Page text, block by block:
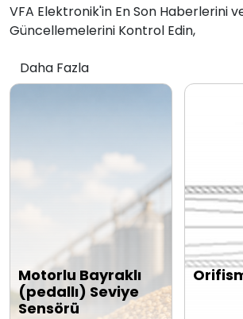
VFA Elektronik'in En Son Haberlerini
Güncellemelerini Kontrol Edin,
Daha Fazla
Motorlu Bayraklı
(pedallı) Seviye
Sensörü